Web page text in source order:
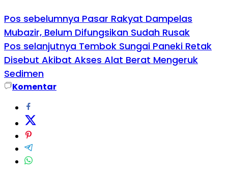
Pos sebelumnya Pasar Rakyat Dampelas
Mubazir, Belum Difungsikan Sudah Rusak
Pos selanjutnya Tembok Sungai Paneki Retak
Disebut Akibat Akses Alat Berat Mengeruk
Sedimen
Komentar